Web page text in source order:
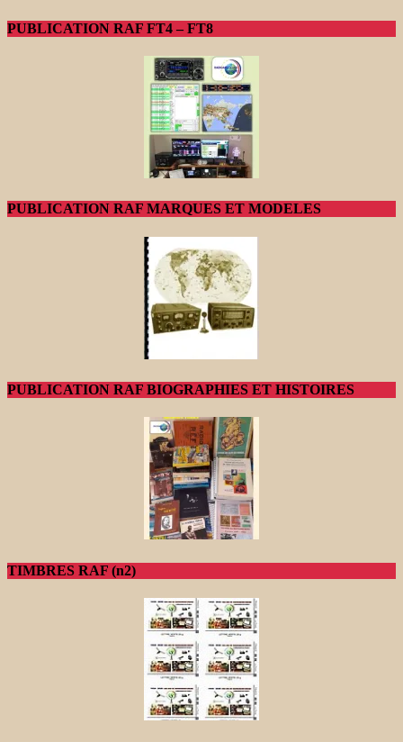
PUBLICATION RAF FT4 – FT8
PUBLICATION RAF MARQUES ET MODELES
PUBLICATION RAF BIOGRAPHIES ET HISTOIRES
TIMBRES RAF (n2)